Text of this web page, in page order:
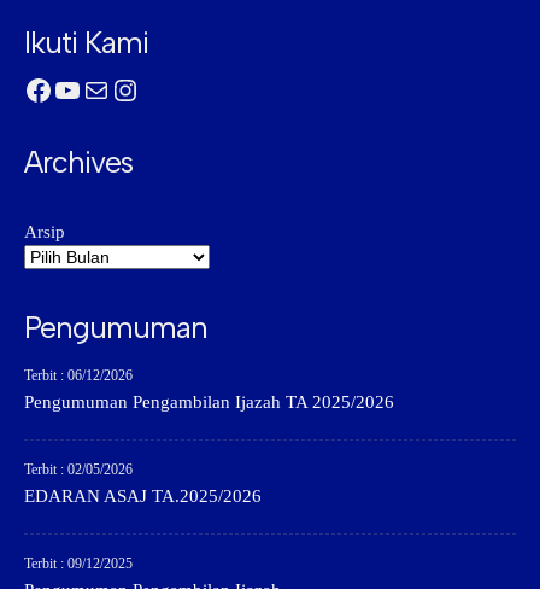
Ikuti Kami
Facebook
YouTube
MailInstagram
Archives
Arsip
Pengumuman
Terbit : 06/12/2026
Pengumuman Pengambilan Ijazah TA 2025/2026
Terbit : 02/05/2026
EDARAN ASAJ TA.2025/2026
Terbit : 09/12/2025